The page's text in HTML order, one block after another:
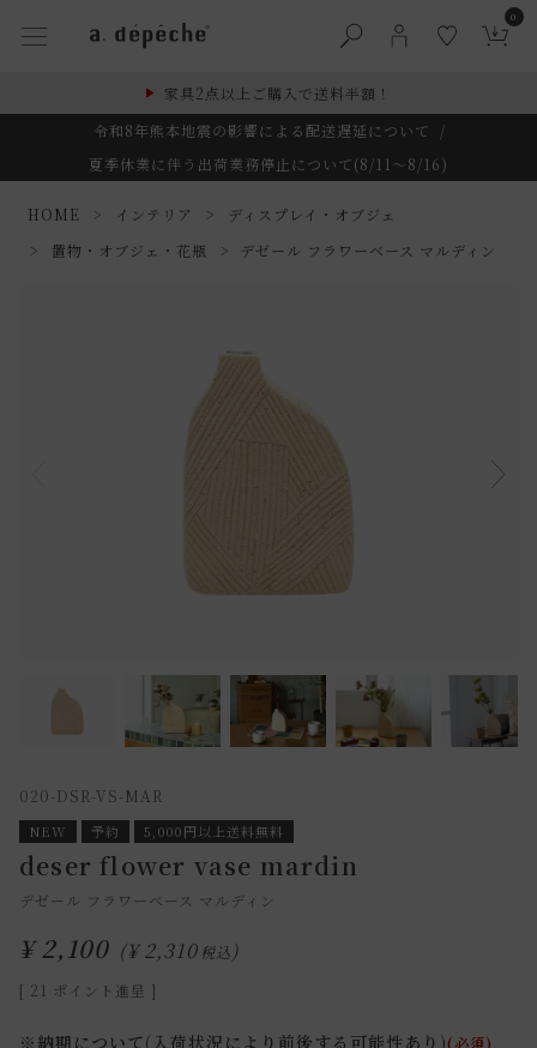
0
家具2点以上ご購入で送料半額！
令和8年熊本地震の影響による配送遅延について
/
夏季休業に伴う出荷業務停止について(8/11～8/16)
HOME インテリア
ディスプレイ・オブジェ
置物・オブジェ・花瓶
デゼール フラワーベース マルディン
020-DSR-VS-MAR
NEW 予約 5,000円以上送料無料
deser flower vase mardin
デゼール フラワーベース マルディン
¥ 2,100 ¥ 2,310税込
[ 21 ポイント進呈 ]
※納期について(入荷状況により前後する可能性あり)(必須)